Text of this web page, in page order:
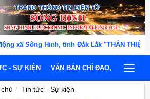
Sông Hinh, tỉnh Đắk Lắk "THÂN THIỆN,
- SỰ KIỆN VĂN BẢN CHỈ ĐẠO, ĐIỀU HÀNH
Toggle
Tin tức - Sự kiện